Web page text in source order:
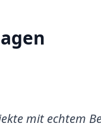
mit echtem